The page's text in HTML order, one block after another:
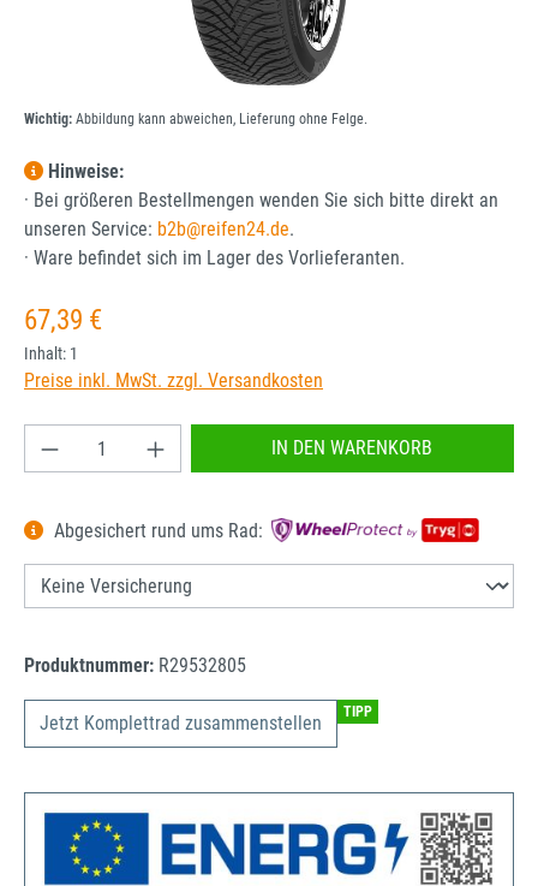
Wichtig: Abbildung kann abweichen, Lieferung ohne Felge.
Hinweise:
· Bei größeren Bestellmengen wenden Sie sich bitte direkt an
unseren Service: b2b@reifen24.de.
· Ware befindet sich im Lager des Vorlieferanten.
Regulärer Preis:
67,39 €
Inhalt: 1
Preise inkl. MwSt. zzgl. Versandkosten
Produkt Anzahl: Gib den gewünschten Wert
IN DEN WARENKORB
Abgesichert rund ums Rad:
Produktnummer: R29532805
Jetzt Komplettrad zusammenstellen TIPP